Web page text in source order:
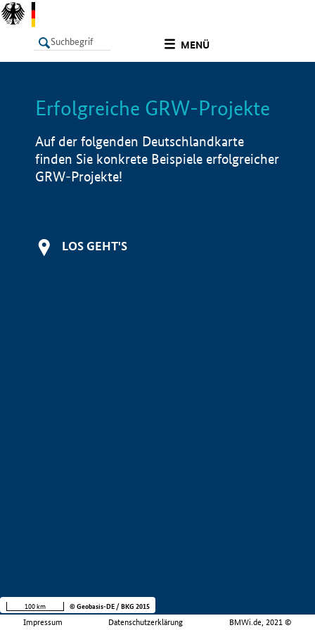
MENÜ
LISTE Info
Erfolgreiche GRW-Projekte
Auf der folgenden Deutschlandkarte
finden Sie konkrete Beispiele erfolgreicher
GRW-Projekte!
LOS GEHT'S
Impressum Datenschutzerklärung BMWi.de, 2021 ©
100 km © Geobasis-DE / BKG 2015